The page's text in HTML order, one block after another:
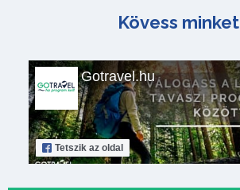
Kövess minket
Gotravel.hu
Tetszik az oldal